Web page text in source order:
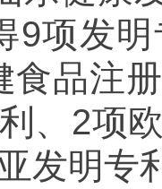
9项发
食品注
、2项
发明专